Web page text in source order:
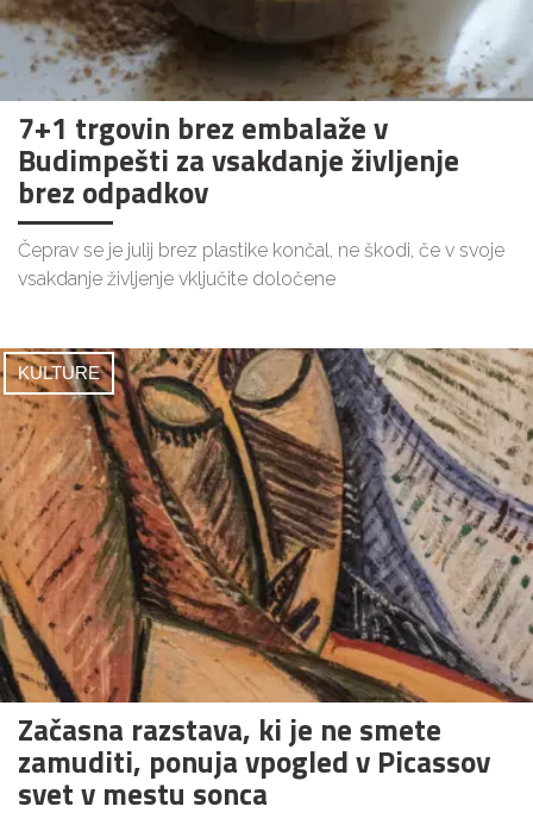
7+1 trgovin brez embalaže v
Budimpešti za vsakdanje življenje
brez odpadkov
Čeprav se je julij brez plastike končal, ne škodi, če v svoje
vsakdanje življenje vključite določene
KULTURE
Začasna razstava, ki je ne smete
zamuditi, ponuja vpogled v Picassov
svet v mestu sonca